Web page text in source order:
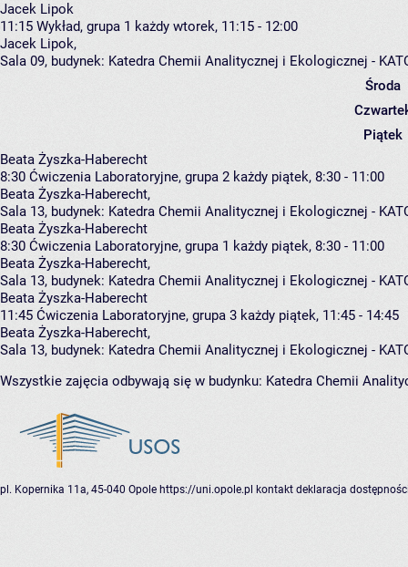
Jacek Lipok
11:15 Wykład, grupa 1 każdy wtorek, 11:15 - 12:00
Jacek Lipok,
Sala 09, budynek: Katedra Chemii Analitycznej i Ekologicznej -
Środa
Piątek
Beata Żyszka-Haberecht
8:30 Ćwiczenia Laboratoryjne, grupa 2 każdy piątek, 8:30 - 11:00
Beata Żyszka-Haberecht,
Sala 13, budynek: Katedra Chemii Analitycznej i Ekologicznej -
Beata Żyszka-Haberecht
8:30 Ćwiczenia Laboratoryjne, grupa 1 każdy piątek, 8:30 - 11:00
Beata Żyszka-Haberecht,
Sala 13, budynek: Katedra Chemii Analitycznej i Ekologicznej -
Beata Żyszka-Haberecht
11:45 Ćwiczenia Laboratoryjne, grupa 3 każdy piątek, 11:45 - 14:45
Beata Żyszka-Haberecht,
Sala 13, budynek: Katedra Chemii Analitycznej i Ekologicznej -
Wszystkie zajęcia odbywają się w budynku: Katedra Chemii
pl. Kopernika 11a, 45-040 Opole https://uni.opole.pl kontakt deklaracja